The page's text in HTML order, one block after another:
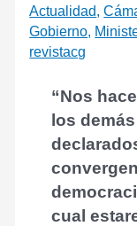
Actualidad,
Gobierno,
revistacg
“Nos
los
cual